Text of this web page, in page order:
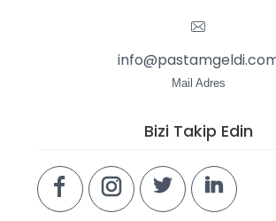
Mail Adres
Bizi Takip Edin